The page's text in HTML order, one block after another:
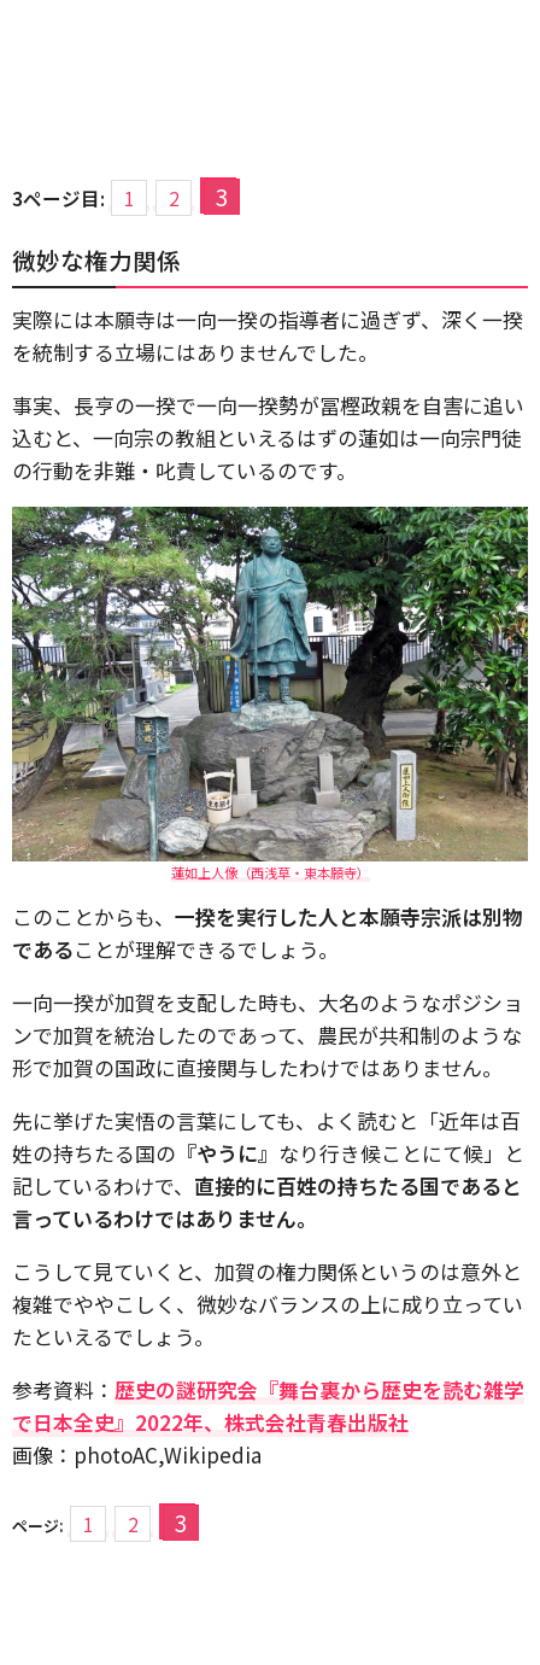
3ページ目: 1 2 3
微妙な権力関係
実際には本願寺は一向一揆の指導者に過ぎず、深く一揆
を統制する立場にはありませんでした。
事実、長亨の一揆で一向一揆勢が冨樫政親を自害に追い
込むと、一向宗の教組といえるはずの蓮如は一向宗門徒
の行動を非難・叱責しているのです。
蓮如上人像（西浅草・東本願寺）
このことからも、 一揆を実行した人と本願寺宗派は別物
であることが理解できるでしょう。
一向一揆が加賀を支配した時も、大名のようなポジショ
ンで加賀を統治したのであって、農民が共和制のような
形で加賀の国政に直接関与したわけではありません。
先に挙げた実悟の言葉にしても、よく読むと「近年は百
姓の持ちたる国の 『やうに』 なり行き候ことにて候」と
記しているわけで、 直接的に百姓の持ちたる国であると
言っているわけではありません。
こうして見ていくと、加賀の権力関係というのは意外と
複雑でややこしく、微妙なバランスの上に成り立ってい
たといえるでしょう。
参考資料： 歴史の謎研究会『舞台裏から歴史を読む雑学
で日本全史』2022年、株式会社青春出版社
画像：photoAC,Wikipedia
ページ: 1 2 3